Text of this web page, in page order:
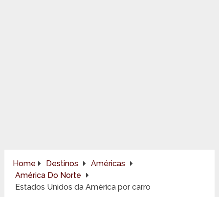
Home Destinos
Américas
América Do Norte
Estados Unidos da América por carro